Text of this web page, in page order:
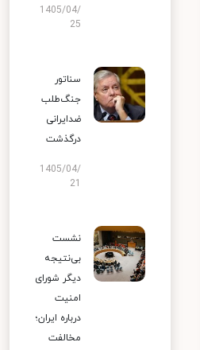
1405/04/
25
سناتور
جنگ‌طلب
ضدایرانی
درگذشت
1405/04/
نشست
بی‌نتیجه
دیگر شورای
امنیت
درباره ایران؛
مخالفت